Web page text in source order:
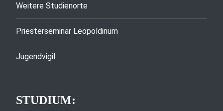
Weitere Studienorte
Priesterseminar Leopoldinum
Jugendvigil
STUDIUM: